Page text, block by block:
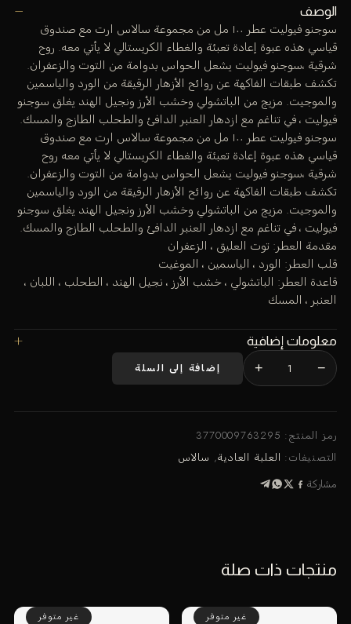
الوصف
سوجنو فيوليت عطر ١٠٠ مل من مجموعة سالاس ارت مع صندوق
قياسي هذه عبوة إعادة تعبئة والغطاء الكريستالي لا يأتي معه. روح
شرقية ،سوجنو فيوليت يشعل الحواس بدوامة من التوت والزعفران.
تكشف طبقات الفاكهة عن روائح الأزهار الرقيقة من الورد والياسمين
والموجيت. مزيج من الباتشولي وخشب الأرز ونجيل الهند يغلق سوجنو
فيوليت ، في تناغم مع ازدهار العنبر الدافئ والطحلب الطازج والمسك.
سوجنو فيوليت عطر ١٠٠ مل من مجموعة سالاس ارت مع صندوق
قياسي هذه عبوة إعادة تعبئة والغطاء الكريستالي لا يأتي معه روح
شرقية ،سوجنو فيوليت يشعل الحواس بدوامة من التوت والزعفران.
تكشف طبقات الفاكهة عن روائح الأزهار الرقيقة من الورد والياسمين
والموجيت. مزيج من الباتشولي وخشب الأرز ونجيل الهند يغلق سوجنو
فيوليت ، في تناغم مع ازدهار العنبر الدافئ والطحلب الطازج والمسك.
مقدمة العطر: توت العليق ، الزعفران
قلب العطر: الورد ، الياسمين ، الموغيت
قاعدة العطر: الباتشولي ، خشب الأرز ، نجيل الهند ، الطحلب ، اللبان ،
العنبر ، المسك
معلومات إضافية
كمية
فيوليت
-
صندوق
عادي
−
+ إضافة إلى السلة
رمز المنتج: 3770009763295
التصنيفات: العلبة العادية, سالاس
مشاركة
منتجات ذات صلة
غير متوفر غير متوفر